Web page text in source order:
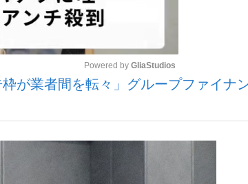
... 「敗因分析は一切聞かれなかった
観る将棋、読む将棋
Powered by GliaStudios
が業者間を転々」グループファイナ